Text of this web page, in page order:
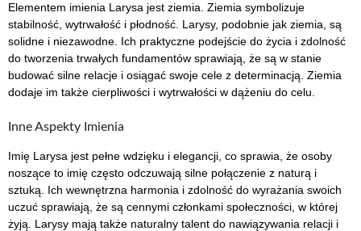
Elementem imienia Larysa jest ziemia. Ziemia symbolizuje
stabilność, wytrwałość i płodność. Larysy, podobnie jak ziemia, są
solidne i niezawodne. Ich praktyczne podejście do życia i zdolność
do tworzenia trwałych fundamentów sprawiają, że są w stanie
budować silne relacje i osiągać swoje cele z determinacją. Ziemia
dodaje im także cierpliwości i wytrwałości w dążeniu do celu.
Inne Aspekty Imienia
Imię Larysa jest pełne wdzięku i elegancji, co sprawia, że osoby
noszące to imię często odczuwają silne połączenie z naturą i
sztuką. Ich wewnętrzna harmonia i zdolność do wyrażania swoich
uczuć sprawiają, że są cennymi członkami społeczności, w której
żyją. Larysy mają także naturalny talent do nawiązywania relacji i